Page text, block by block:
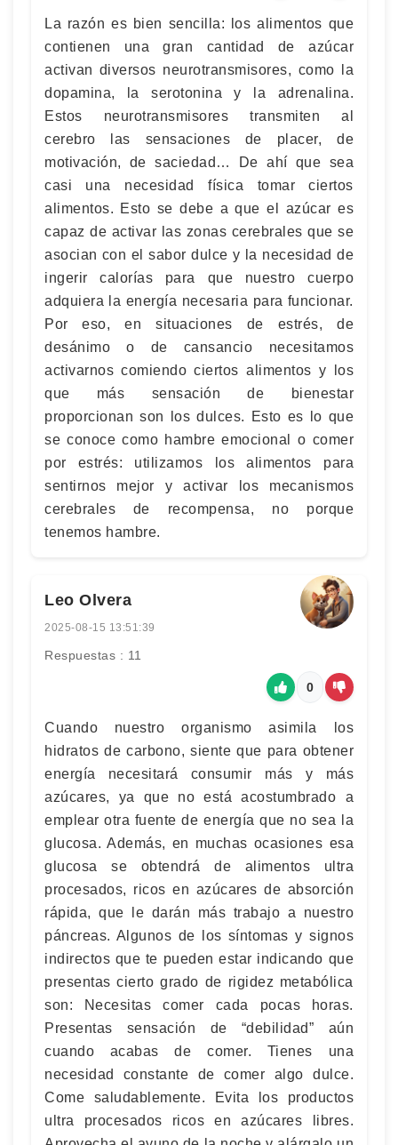
La razón es bien sencilla: los alimentos que
contienen una gran cantidad de azúcar
activan diversos neurotransmisores, como la
dopamina, la serotonina y la adrenalina.
Estos neurotransmisores transmiten al
cerebro las sensaciones de placer, de
motivación, de saciedad… De ahí que sea
casi una necesidad física tomar ciertos
alimentos. Esto se debe a que el azúcar es
capaz de activar las zonas cerebrales que se
asocian con el sabor dulce y la necesidad de
ingerir calorías para que nuestro cuerpo
adquiera la energía necesaria para funcionar.
Por eso, en situaciones de estrés, de
desánimo o de cansancio necesitamos
activarnos comiendo ciertos alimentos y los
que más sensación de bienestar
proporcionan son los dulces. Esto es lo que
se conoce como hambre emocional o comer
por estrés: utilizamos los alimentos para
sentirnos mejor y activar los mecanismos
cerebrales de recompensa, no porque
tenemos hambre.
Leo Olvera
2025-08-15 13:51:39
Respuestas : 11
0
Cuando nuestro organismo asimila los
hidratos de carbono, siente que para obtener
energía necesitará consumir más y más
azúcares, ya que no está acostumbrado a
emplear otra fuente de energía que no sea la
glucosa. Además, en muchas ocasiones esa
glucosa se obtendrá de alimentos ultra
procesados, ricos en azúcares de absorción
rápida, que le darán más trabajo a nuestro
páncreas. Algunos de los síntomas y signos
indirectos que te pueden estar indicando que
presentas cierto grado de rigidez metabólica
son: Necesitas comer cada pocas horas.
Presentas sensación de “debilidad” aún
cuando acabas de comer. Tienes una
necesidad constante de comer algo dulce.
Come saludablemente. Evita los productos
ultra procesados ricos en azúcares libres.